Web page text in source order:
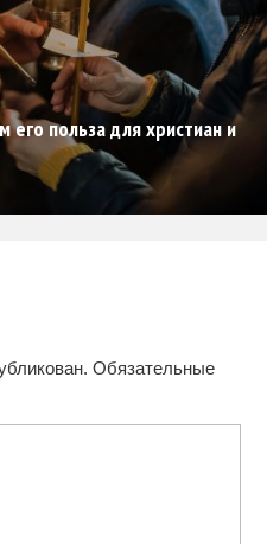
его польза для христиан и
Обязательные